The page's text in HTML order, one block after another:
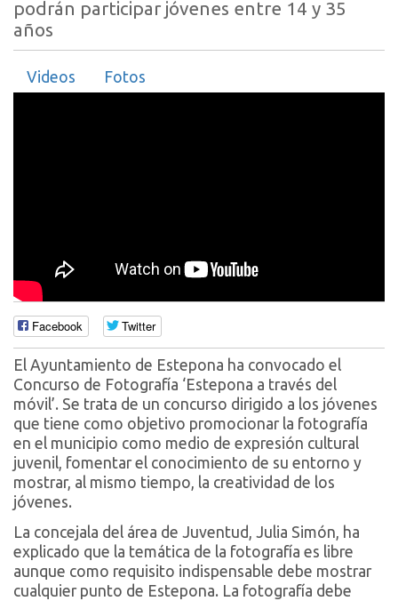
podrán participar jóvenes entre 14 y 35
años
Videos Fotos
Facebook Twitter
El Ayuntamiento de Estepona ha convocado el
Concurso de Fotografía ‘Estepona a través del
móvil’. Se trata de un concurso dirigido a los jóvenes
que tiene como objetivo promocionar la fotografía
en el municipio como medio de expresión cultural
juvenil, fomentar el conocimiento de su entorno y
mostrar, al mismo tiempo, la creatividad de los
jóvenes.
La concejala del área de Juventud, Julia Simón, ha
explicado que la temática de la fotografía es libre
aunque como requisito indispensable debe mostrar
cualquier punto de Estepona. La fotografía debe